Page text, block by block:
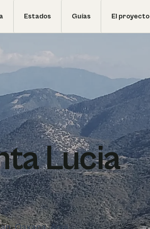
Estados Guías El proyecto
Lucia